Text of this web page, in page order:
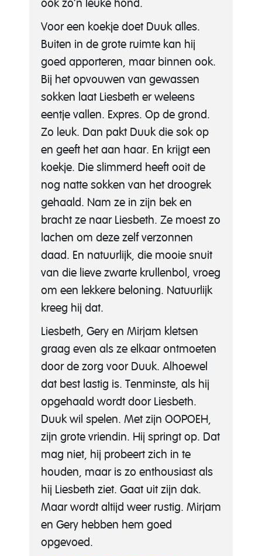
ook zo’n leuke hond.
Voor een koekje doet Duuk alles.
Buiten in de grote ruimte kan hij
goed apporteren, maar binnen ook.
Bij het opvouwen van gewassen
sokken laat Liesbeth er weleens
eentje vallen. Expres. Op de grond.
Zo leuk. Dan pakt Duuk die sok op
en geeft het aan haar. En krijgt een
koekje. Die slimmerd heeft ooit de
nog natte sokken van het droogrek
gehaald. Nam ze in zijn bek en
bracht ze naar Liesbeth. Ze moest zo
lachen om deze zelf verzonnen
daad. En natuurlijk, die mooie snuit
van die lieve zwarte krullenbol, vroeg
om een lekkere beloning. Natuurlijk
kreeg hij dat.
Liesbeth, Gery en Mirjam kletsen
graag even als ze elkaar ontmoeten
door de zorg voor Duuk. Alhoewel
dat best lastig is. Tenminste, als hij
opgehaald wordt door Liesbeth.
Duuk wil spelen. Met zijn OOPOEH,
zijn grote vriendin. Hij springt op. Dat
mag niet, hij probeert zich in te
houden, maar is zo enthousiast als
hij Liesbeth ziet. Gaat uit zijn dak.
Maar wordt altijd weer rustig. Mirjam
en Gery hebben hem goed
opgevoed.